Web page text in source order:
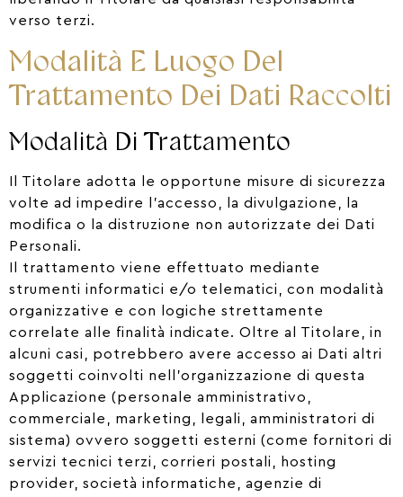
verso terzi.
Modalità E Luogo Del
Trattamento Dei Dati Raccolti
Modalità Di Trattamento
Il Titolare adotta le opportune misure di sicurezza
volte ad impedire l’accesso, la divulgazione, la
modifica o la distruzione non autorizzate dei Dati
Personali.
Il trattamento viene effettuato mediante
strumenti informatici e/o telematici, con modalità
organizzative e con logiche strettamente
correlate alle finalità indicate. Oltre al Titolare, in
alcuni casi, potrebbero avere accesso ai Dati altri
soggetti coinvolti nell’organizzazione di questa
Applicazione (personale amministrativo,
commerciale, marketing, legali, amministratori di
sistema) ovvero soggetti esterni (come fornitori di
servizi tecnici terzi, corrieri postali, hosting
provider, società informatiche, agenzie di